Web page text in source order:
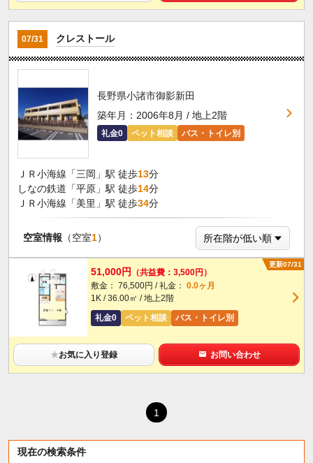
07/31 クレストール
長野県小諸市御影新田
築年月：2006年8月 / 地上2階
礼金0 ペット相談 バス・トイレ別
ＪＲ小海線「三岡」駅 徒歩13分
しなの鉄道「平原」駅 徒歩14分
ＪＲ小海線「美里」駅 徒歩34分
空室情報 （空室1）
更新07/31
51,000円
（共益費：3,500円）
敷金： 76,500円 / 礼金： 0.0ヶ月
1K / 36.00㎡ / 地上2階
礼金0
ペット相談 バス・トイレ別
★お気に入り登録 お問い合わせ
1
現在の検索条件